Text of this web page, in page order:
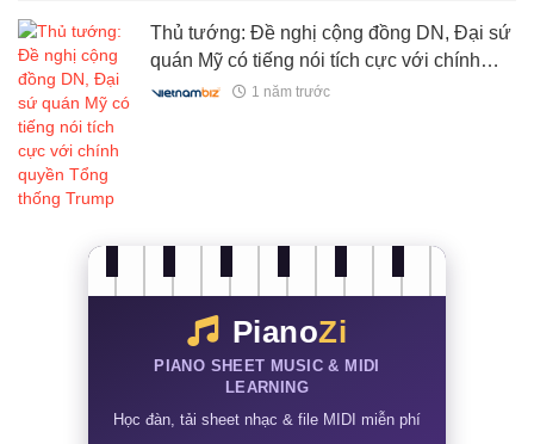
Thủ tướng: Đề nghị cộng đồng DN, Đại sứ
quán Mỹ có tiếng nói tích cực với chính
quyền Tổng thống Trump
1 năm trước
PianoZi
PIANO SHEET MUSIC & MIDI
LEARNING
Học đàn, tải sheet nhạc & file MIDI miễn phí